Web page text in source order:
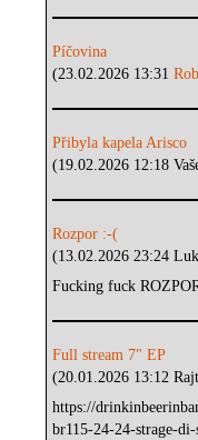
Píčovina
(23.02.2026 13:31
Přibyla kapela Arisco
(19.02.2026 12:18
Rozpor :-(
(13.02.2026 23:24
Fucking fuck
Full stream 7" EP
(20.01.2026 13:12
https://
br115-24-24-strage-